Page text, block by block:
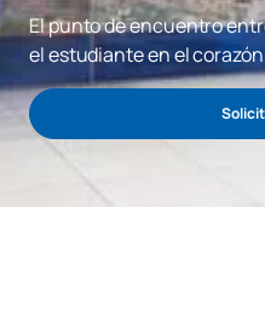
El punto de encuentro
el estudiante en el